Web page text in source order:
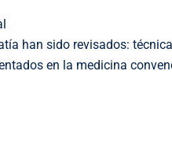
han sido revisados:
en la medicina